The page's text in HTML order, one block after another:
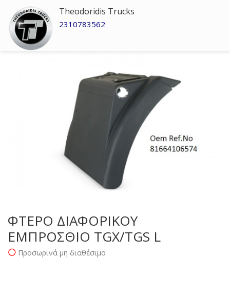
Theodoridis Trucks
2310783562
ΦΤΕΡΟ ΔΙΑΦΟΡΙΚΟΥ
ΕΜΠΡΟΣΘΙΟ TGX/TGS L
Προσωρινά μη διαθέσιμο